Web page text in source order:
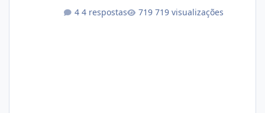
com cerca de 80% concluído e conta com
4 respostas 719 visualizações